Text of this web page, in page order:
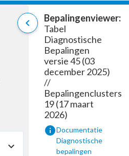
chevron_left
Bepalingenviewer:
Tabel
Diagnostische
Bepalingen
versie 45 (03
december 2025)
//
Bepalingenclusters
19 (17 maart
2026)
infoDocumentatie
Diagnostische
bepalingen